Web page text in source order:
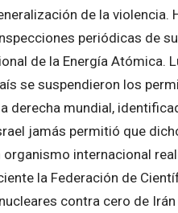
de la violencia.
periódicas de
de la Energía Atómica.
se suspendieron los
derecha mundial,
jamás permitió que
organismo internacional
la Federación de
contra cero de